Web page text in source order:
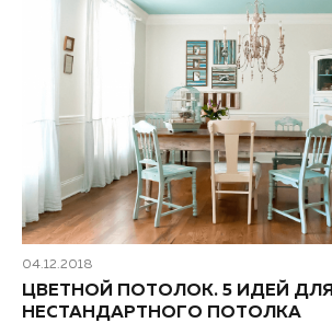
04.12.2018
ЦВЕТНОЙ ПОТОЛОК. 5 ИДЕЙ ДЛЯ
НЕСТАНДАРТНОГО ПОТОЛКА